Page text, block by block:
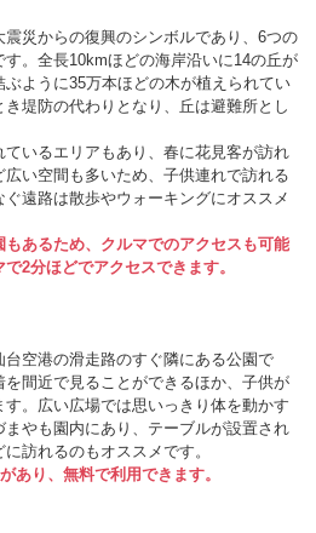
震災からの復興のシンボルであり、6つの
。全長10kmほどの海岸沿いに14の丘が
ように35万本ほどの木が植えられてい
堤防の代わりとなり、丘は避難所とし
いるエリアもあり、春に花見客が訪れ
い空間も多いため、子供連れで訪れる
遠路は散歩やウォーキングにオススメ
あるため、クルマでのアクセスも可能
2分ほどでアクセスできます。
台空港の滑走路のすぐ隣にある公園で
間近で見ることができるほか、子供が
。広い広場では思いっきり体を動かす
やも園内にあり、テーブルが設置され
訪れるのもオススメです。
あり、無料で利用できます。